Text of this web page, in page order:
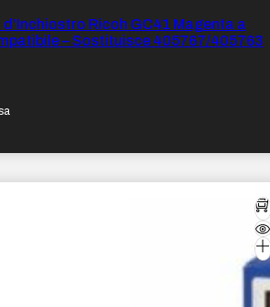
Ricoh GC41 Magenta a
– Sostituisce 405767/405763